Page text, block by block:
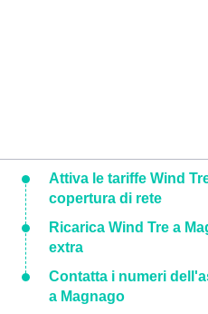
Attiva le tariffe Wind
copertura di rete
Ricarica Wind Tre a
extra
Contatta i numeri
a Magnago